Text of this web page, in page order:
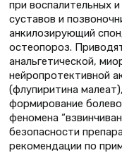
при воспалительных
суставов и
анкилозирующий
остеопороз.
анальгетической,
нейропротективной
(флупиритина
формирование
феномена
безопасности
рекомендации по